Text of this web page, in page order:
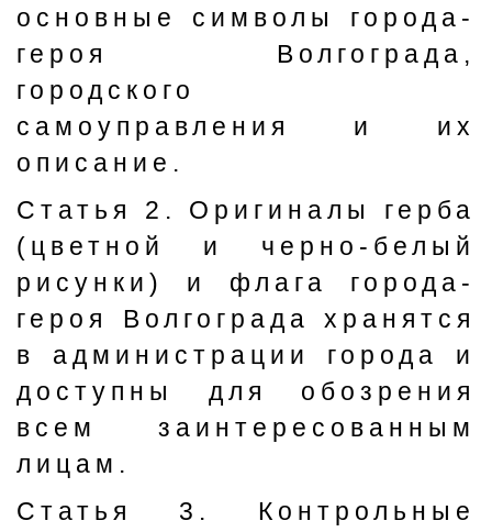
основные символы города-
героя Волгограда,
городского
самоуправления и их
описание.
Статья 2. Оригиналы герба
(цветной и черно-белый
рисунки) и флага города-
героя Волгограда хранятся
в администрации города и
доступны для обозрения
всем заинтересованным
лицам.
Статья 3. Контрольные